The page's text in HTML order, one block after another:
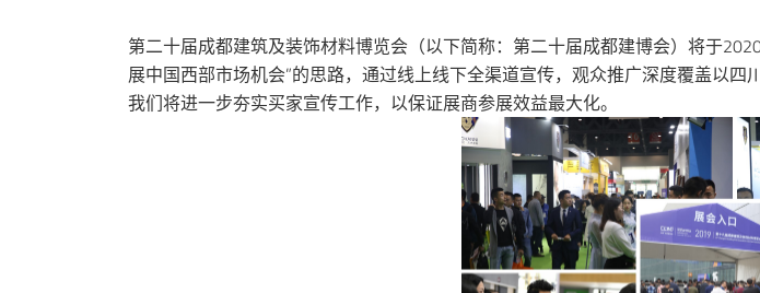
第二十届成都建筑及装饰材料博览会（以下简称：第二十届成都建博会）将于
展中国西部市场机会”的思路，通过线上线下全渠道宣传，观众推广深度覆盖以
我们将进一步夯实买家宣传工作，以保证展商参展效益最大化。